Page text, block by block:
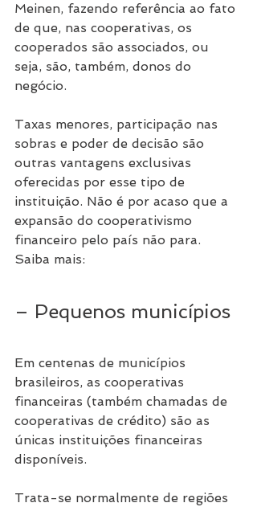
Meinen, fazendo referência ao fato
de que, nas cooperativas, os
cooperados são associados, ou
seja, são, também, donos do
negócio.
Taxas menores, participação nas
sobras e poder de decisão são
outras vantagens exclusivas
oferecidas por esse tipo de
instituição. Não é por acaso que a
expansão do cooperativismo
financeiro pelo país não para.
Saiba mais:
– Pequenos municípios
Em centenas de municípios
brasileiros, as cooperativas
financeiras (também chamadas de
cooperativas de crédito) são as
únicas instituições financeiras
disponíveis.
Trata-se normalmente de regiões